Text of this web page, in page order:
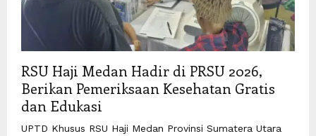
RSU Haji Medan Hadir di PRSU 2026,
Berikan Pemeriksaan Kesehatan Gratis
dan Edukasi
UPTD Khusus RSU Haji Medan Provinsi Sumatera Utara